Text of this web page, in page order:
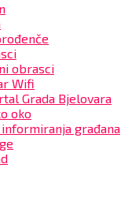
obrasci
Wifi
Grada Bjelovara
oko
informiranja građana